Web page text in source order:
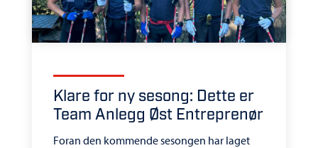
Klare for ny sesong: Dette er
Team Anlegg Øst Entreprenør
Foran den kommende sesongen har laget